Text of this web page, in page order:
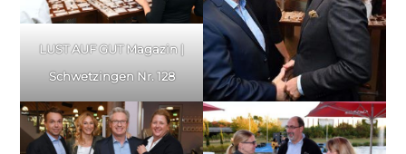
LUST AUF GUT Magazin |
Schwetzingen Nr. 128